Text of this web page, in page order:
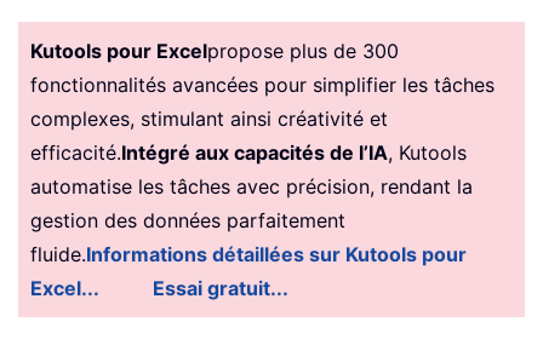
Kutools pour Excelpropose plus de 300
fonctionnalités avancées pour simplifier les tâches
complexes, stimulant ainsi créativité et
efficacité.Intégré aux capacités de l’IA, Kutools
automatise les tâches avec précision, rendant la
gestion des données parfaitement
fluide.Informations détaillées sur Kutools pour
Excel...
Essai gratuit...